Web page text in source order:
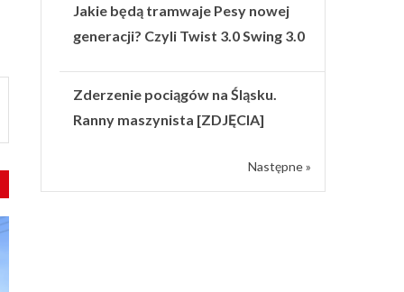
Jakie będą tramwaje Pesy nowej
generacji? Czyli Twist 3.0 Swing 3.0
Zderzenie pociągów na Śląsku.
Ranny maszynista [ZDJĘCIA]
Następne »